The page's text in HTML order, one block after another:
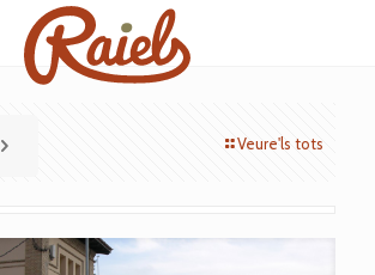
Veure'ls tots